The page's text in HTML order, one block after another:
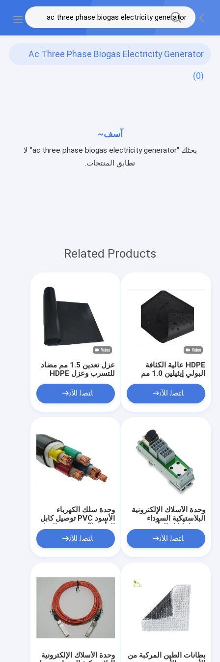
Ac Three Phase Biogas Electricity Generator
(0)
آسف~
بحثك "ac three phase biogas electricity generator" لا
تطابق المنتجات.
Related Products
عزل تعدين 1.5 مم مضاد
للتسرب وعزل HDPE
LDPE بطانات قماش
غشاء أرضي سوداء
ﺎﺘﺼﻟ ﺍﻶﻧ
HDPE عالية الكثافة
البولي إيثيلين 1.0 مم
المضادة للتسرب عزل
الأراضي القاحلة المضادة
للتلوث بطانات نسيج
ﺎﺘﺼﻟ ﺍﻶﻧ
وحدة سلك الكهرباء
الأسود PVC توصيل كابل
PLC
ﺎﺘﺼﻟ ﺍﻶﻧ
وحدة الأسلاك الإلكترونية
البلاستيكية السوداء
لصندوق التحكم في
الجهاز
ﺎﺘﺼﻟ ﺍﻶﻧ
وحدة الأسلاك الإلكترونية
بطانات الطين المركبة من